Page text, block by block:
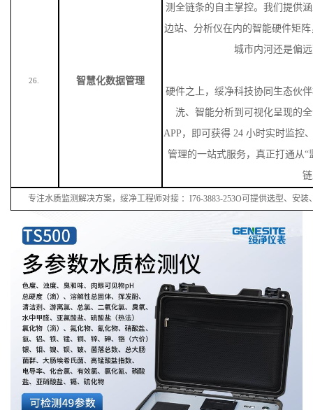
26. 智慧化数据管理
测全链条的自主掌控。我们提供
边站、分析仪在内的智能硬件矩
城市内河还是偏
硬件之上，绥净科技协同生态伙
洗、智能分析到可视化呈现的
APP，即可获得 24 小时实时监控
管理的一站式服务，真正打通从“
专注水质监测解决方案，绥净工程师对接 ：I76-3883-253O可提供选型、安装